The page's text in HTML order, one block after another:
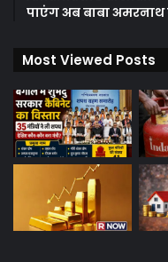
पाएंग अब बाबा अमरनाथ
Most Viewed Posts